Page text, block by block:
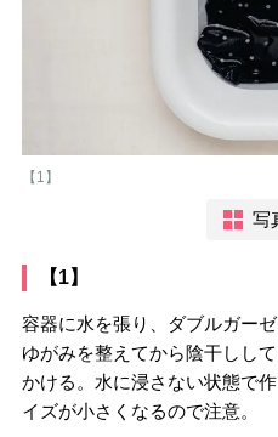
【1】
写
【1】
容器に水を張り、ダブルガー
ゆがみを整えてから陰干しし
かける。水に浸さない状態で
イズが小さくなるので注意。